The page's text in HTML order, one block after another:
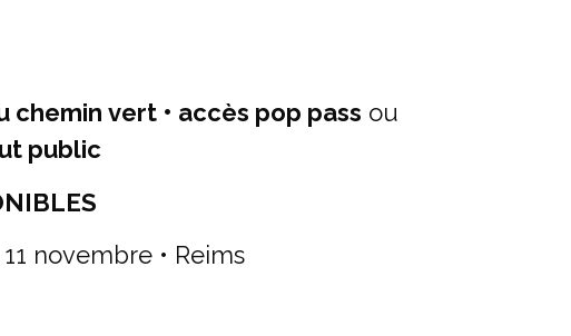
chemin vert • accès pop pass ou
public
novembre • Reims